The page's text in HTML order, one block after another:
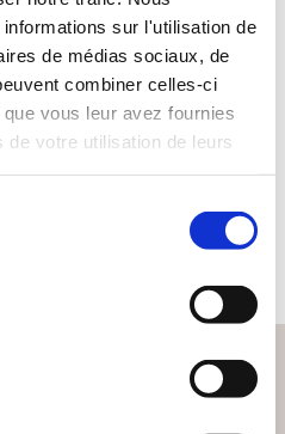
sur l'utilisation de
de médias sociaux, de
combiner celles-ci
vous leur avez fournies
votre utilisation de leurs